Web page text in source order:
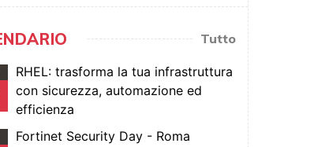
Tutto
RHEL: trasforma la tua infrastruttura
con sicurezza, automazione ed
efficienza
Fortinet Security Day - Roma